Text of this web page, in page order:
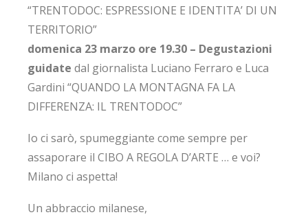
“TRENTODOC: ESPRESSIONE E IDENTITA’ DI UN
TERRITORIO”
domenica 23 marzo ore 19.30 – Degustazioni
guidate dal giornalista Luciano Ferraro e Luca
Gardini “QUANDO LA MONTAGNA FA LA
DIFFERENZA: IL TRENTODOC”
Io ci sarò, spumeggiante come sempre per
assaporare il CIBO A REGOLA D’ARTE … e voi?
Milano ci aspetta!
Un abbraccio milanese,